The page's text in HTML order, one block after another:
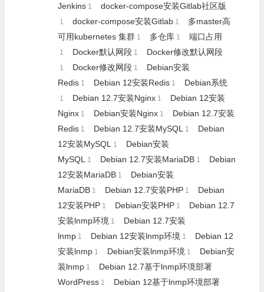
Jenkins 1 docker-compose安装Gitlab社区版
1 docker-compose安装Gitlab 1
多master高
可用kubernetes 集群 1 多仓库 1 端口占用
1 Docker默认网段 1 Docker修改默认网段
1 Docker修改网段 1
Debian安装
Redis 1 Debian 12安装Redis 1 Debian系统
1 Debian 12.7安装Nginx 1
Debian 12安装
Nginx 1 Debian安装Nginx 1
Debian 12.7安装
Redis 1 Debian 12.7安装MySQL 1
Debian
12安装MySQL
1
Debian安装
MySQL
1 Debian 12.7安装MariaDB 1
Debian
12安装MariaDB 1
Debian安装
MariaDB 1 Debian 12.7安装PHP 1
Debian
12安装PHP 1 Debian安装PHP 1
Debian 12.7
安装lnmp环境 1
Debian 12.7安装
lnmp 1 Debian 12安装lnmp环境 1
Debian 12
安装lnmp 1 Debian安装lnmp环境 1
Debian安
装lnmp 1
Debian 12.7基于lnmp环境部署
WordPress 1
Debian 12基于lnmp环境部署